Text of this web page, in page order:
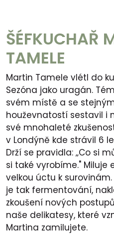
ŠÉFKUCHAŘ
TAMELE
Martin Tamele vlétl do
Sezóna jako uragán.
svém místě a se
houževnatostí sestavil i
své mnohaleté
v Londýně kde strávil 6
Drží se pravidla: ‚‚Co si
si také vyrobíme."
velkou úctu k
je tak fermentování,
zkoušení nových
naše delikatesy, které
Martina zamilujete.